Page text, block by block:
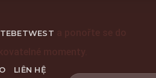
BETWEST
LIÊN HỆ